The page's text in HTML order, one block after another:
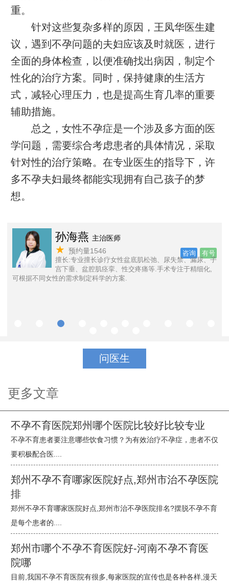
重。
针对这些复杂多样的原因，王凤华医生建
议，遇到不孕问题的夫妇应该及时就医，进行
全面的身体检查，以便准确找出病因，制定个
性化的治疗方案。同时，保持健康的生活方
式，减轻心理压力，也是提高生育几率的重要
辅助措施。
总之，女性不孕症是一个涉及多方面的医
学问题，需要综合考虑患者的具体情况，采取
针对性的治疗策略。在专业医生的指导下，许
多不孕夫妇最终都能实现拥有自己孩子的梦
想。
孙海燕 主治医师
★ 预约量1546
擅长:专业擅长诊疗女性盆底肌松弛、尿失禁、漏尿、子
宫下垂、盆腔肌痉挛、性交疼痛等.手术专注于精细化,
可根据不同女性的需求制定科学的方案.
咨询 有号
问医生
更多文章
不孕不育医院郑州哪个医院比较好比较专业
不孕不育患者要注意哪些饮食习惯？为有效治疗不孕症，患者不仅
要积极配合医....
郑州不孕不育哪家医院好点,郑州市治不孕医院
排
郑州不孕不育哪家医院好点,郑州市治不孕医院排名?摆脱不孕不育
是每个患者的....
郑州市哪个不孕不育医院好-河南不孕不育医
院哪
目前,我国不孕不育医院有很多,每家医院的宣传也是各种各样,漫天